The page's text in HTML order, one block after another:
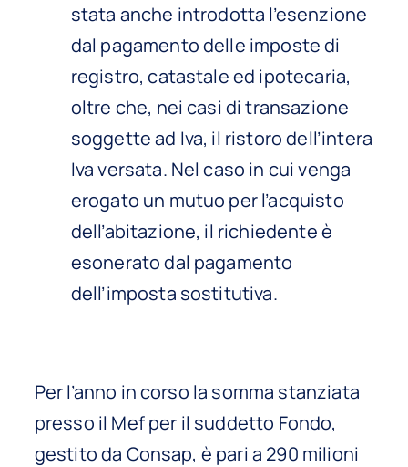
stata anche introdotta l’esenzione
dal pagamento delle imposte di
registro, catastale ed ipotecaria,
oltre che, nei casi di transazione
soggette ad Iva, il ristoro dell’intera
Iva versata. Nel caso in cui venga
erogato un mutuo per l’acquisto
dell’abitazione, il richiedente è
esonerato dal pagamento
dell’imposta sostitutiva.
Per l’anno in corso la somma stanziata
presso il Mef per il suddetto Fondo,
gestito da Consap, è pari a 290 milioni